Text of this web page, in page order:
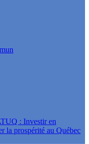
: Investir en
la prospérité au Québec